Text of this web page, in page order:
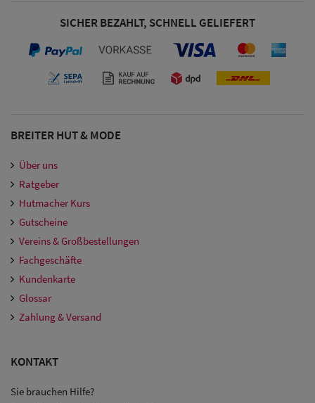
Großgrößen
(63-65 cm)
SICHER BEZAHLT, SCHNELL GELIEFERT
BREITER HUT & MODE
Über uns
Ratgeber
Hutmacher Kurs
Gutscheine
Vereins & Großbestellungen
Fachgeschäfte
Kundenkarte
Glossar
Zahlung & Versand
KONTAKT
Sie brauchen Hilfe?